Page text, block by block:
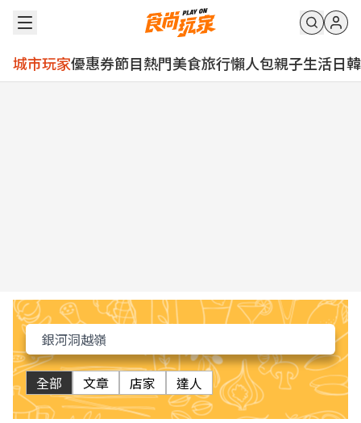
城市玩家優惠券節目熱門美食旅行懶人包親子生活日韓
全部 文章 店家 達人